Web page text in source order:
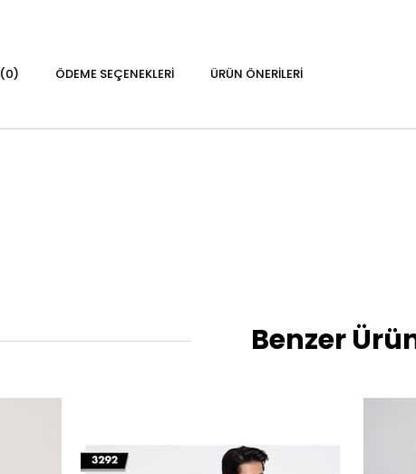
(0) ÖDEME SEÇENEKLERI ÜRÜN ÖNERILERI
Benzer